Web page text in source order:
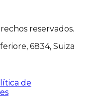
reservados.
6834, Suiza
de